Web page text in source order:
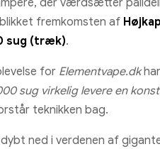
der værdsætter
fremkomsten af
sug (træk).
for Elementvape.dk
sug virkelig levere en
teknikken bag.
ned i verdenen af